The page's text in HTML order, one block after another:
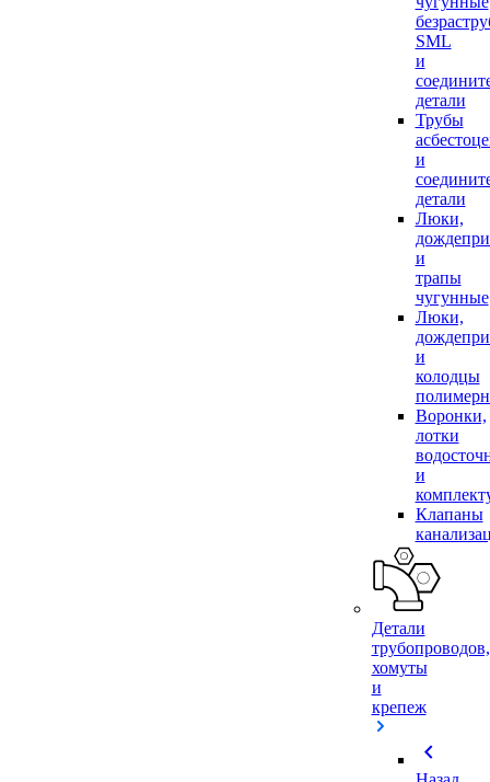
SML
и
детали
Трубы
и
детали
Люки,
и
трапы
чугунные
Люки,
и
колодцы
Воронки,
лотки
и
Клапаны
Детали
трубопроводов,
хомуты
и
крепеж
chevron_left